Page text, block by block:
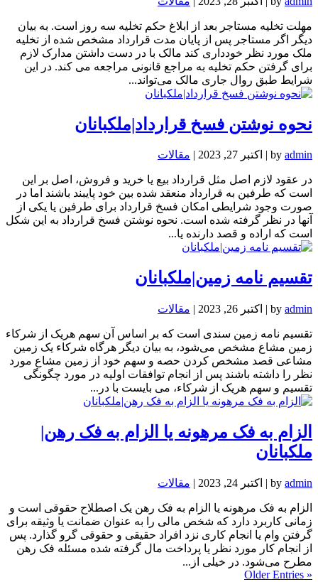
مهلت تخلیه مستاجر بعد از ابلاغ حکم تخلیه سه روز است. به بیان
دیگر اگر مستاجر پس از پایان مدت قرارداد مشخص شده از تخلیه
ملک مورد نظر خودداری کند مالک با در دست داشتن مدارک لازم
برای گرفتن حکم تخلیه به مراجع قانونی مراجعه می کند. در این
شرایط طبق روال جاری مالک می‌تواند...
نحوه نوشتن فسخ قرارداد|ملکبانان
by admin
| اکتبر 27, 2023 | مقالات
در عقود لازم اصل مثل قرارداد بیع یا خرید و فروش، اصل بر این
است که طرفین به قرارداد منعقد شده بین خود پایبند باشند اما در
صورت وجود شرایطی امکان فسخ قرارداد برای طرفین یا یکی از
آنها در نظر گرفته شده است. نحوه نوشتن فسخ قرارداد به این شکل
است که اراده و قصد دارنده یا...
تقسیم نامه زمین|ملکبانان
by admin
| اکتبر 26, 2023 | مقالات
تقسیم نامه زمین سندی است که بر اساس آن سهم هریک از شرکاء
زمین مشاع مشخص می‌شود، به بیان دیگر هرگاه شرکاء یک زمین
مشاعی قصد مشخص کردن حصه و سهم خود از زمین مشاع مورد
نظر را داشته باشند پس از انجام توافقات اولیه در مورد چگونگی
تقسیم و سهم هریک از شرکاء، می بایست با در...
الزام به فک مرهونه یا الزام به فک رهن|
ملکبانان
by admin
| اکتبر 24, 2023 | مقالات
الزام به فک مرهونه یا الزام به فک رهن یک اصطلاح حقوقی است و
زمانی کاربرد دارد که شخص مالی را به عنوان ضمانت یا وثیقه برای
گرفتن وام یا انجام کاری نزد افراد حقیقی و حقوقی گرو گذارد. پس
از انجام کار مورد نظر یا پرداخت مال گرفته شده مسئله فک رهن
مطرح می‌شود. در خیلی از...
« Older Entries